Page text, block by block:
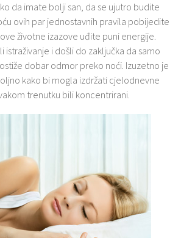
da imate bolji san, da se ujutro budite
ovih par jednostavnih pravila pobijedite
životne izazove uđite puni energije.
istraživanje i došli do zaključka da samo
dobar odmor preko noći. Izuzetno je
kako bi mogla izdržati cjelodnevne
trenutku bili koncentrirani.